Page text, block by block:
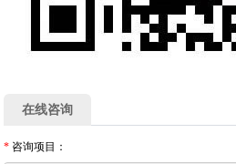
在线咨询
* 咨询项目：